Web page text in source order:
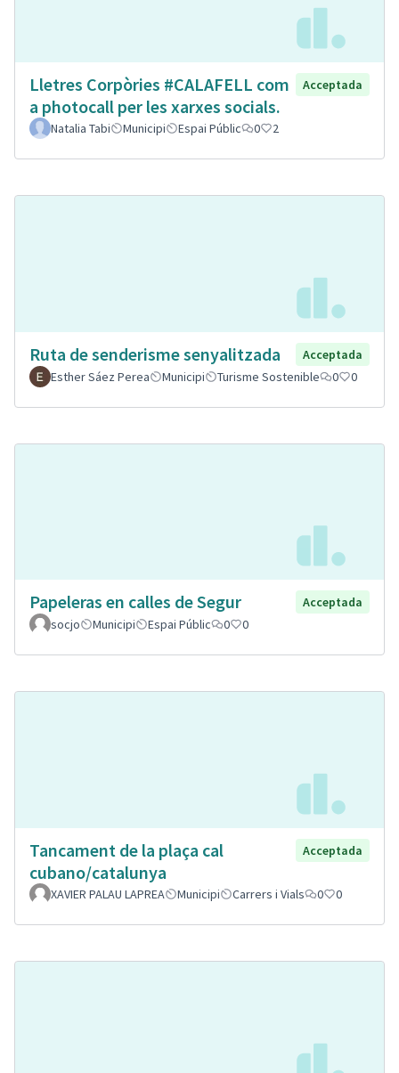
Lletres Corpòries #CALAFELL com
a photocall per les xarxes socials.
Acceptada
Natalia Tabi Municipi Espai Públic 0 2
Ruta de senderisme senyalitzada
Acceptada
Esther Sáez Perea
Municipi Turisme Sostenible 0 0
Papeleras en calles de Segur
Acceptada
socjo
Municipi Espai Públic 0 0
Tancament de la plaça cal
cubano/catalunya
Acceptada
XAVIER PALAU LAPREA Municipi Carrers i Vials 0 0